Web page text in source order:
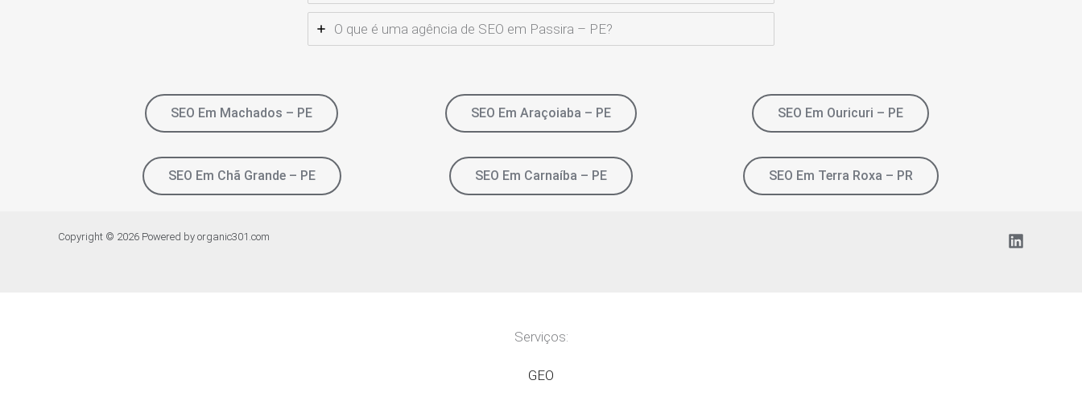
O que é uma agência de SEO em Passira – PE?
SEO Em Machados – PE SEO Em Araçoiaba – PE SEO Em Ouricuri – PE
SEO Em Chã Grande – PE SEO Em Carnaíba – PE SEO Em Terra Roxa – PR
Copyright © 2026 Powered by organic301.com
Serviços:
GEO